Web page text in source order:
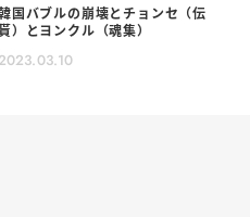
国バブルの崩壊とチョンセ（伝
）とヨンクル（魂集）
2023.03.10